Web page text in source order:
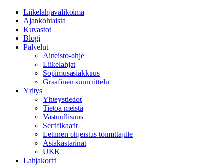
Liikelahjavalikoima
Ajankohtaista
Kuvastot
Blogi
Palvelut
Aineisto-ohje
Liikelahjat
Sopimusasiakkuus
Graafinen suunnittelu
Yritys
Yhteystiedot
Tietoa meistä
Vastuullisuus
Sertifikaatit
Eettinen ohjeistus toimittajille
Asiakastarinat
UKK
Lahjakortti